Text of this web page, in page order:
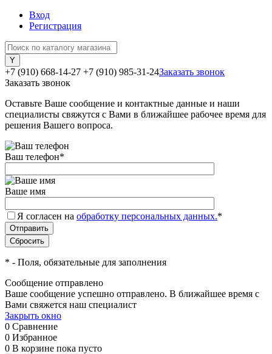
Вход
Регистрация
+7 (910) 668-14-27 +7 (910) 985-31-24Заказать звонок
Заказать звонок
Оставьте Ваше сообщение и контактные данные и наши
специалисты свяжутся с Вами в ближайшее рабочее время для
решения Вашего вопроса.
Ваш телефон*
Ваше имя
Я согласен на обработку персональных данных.*
* - Поля, обязательные для заполнения
Сообщение отправлено
Ваше сообщение успешно отправлено. В ближайшее время с
Вами свяжется наш специалист
Закрыть окно
0 Сравнение
0 Избранное
0 В корзине пока пусто